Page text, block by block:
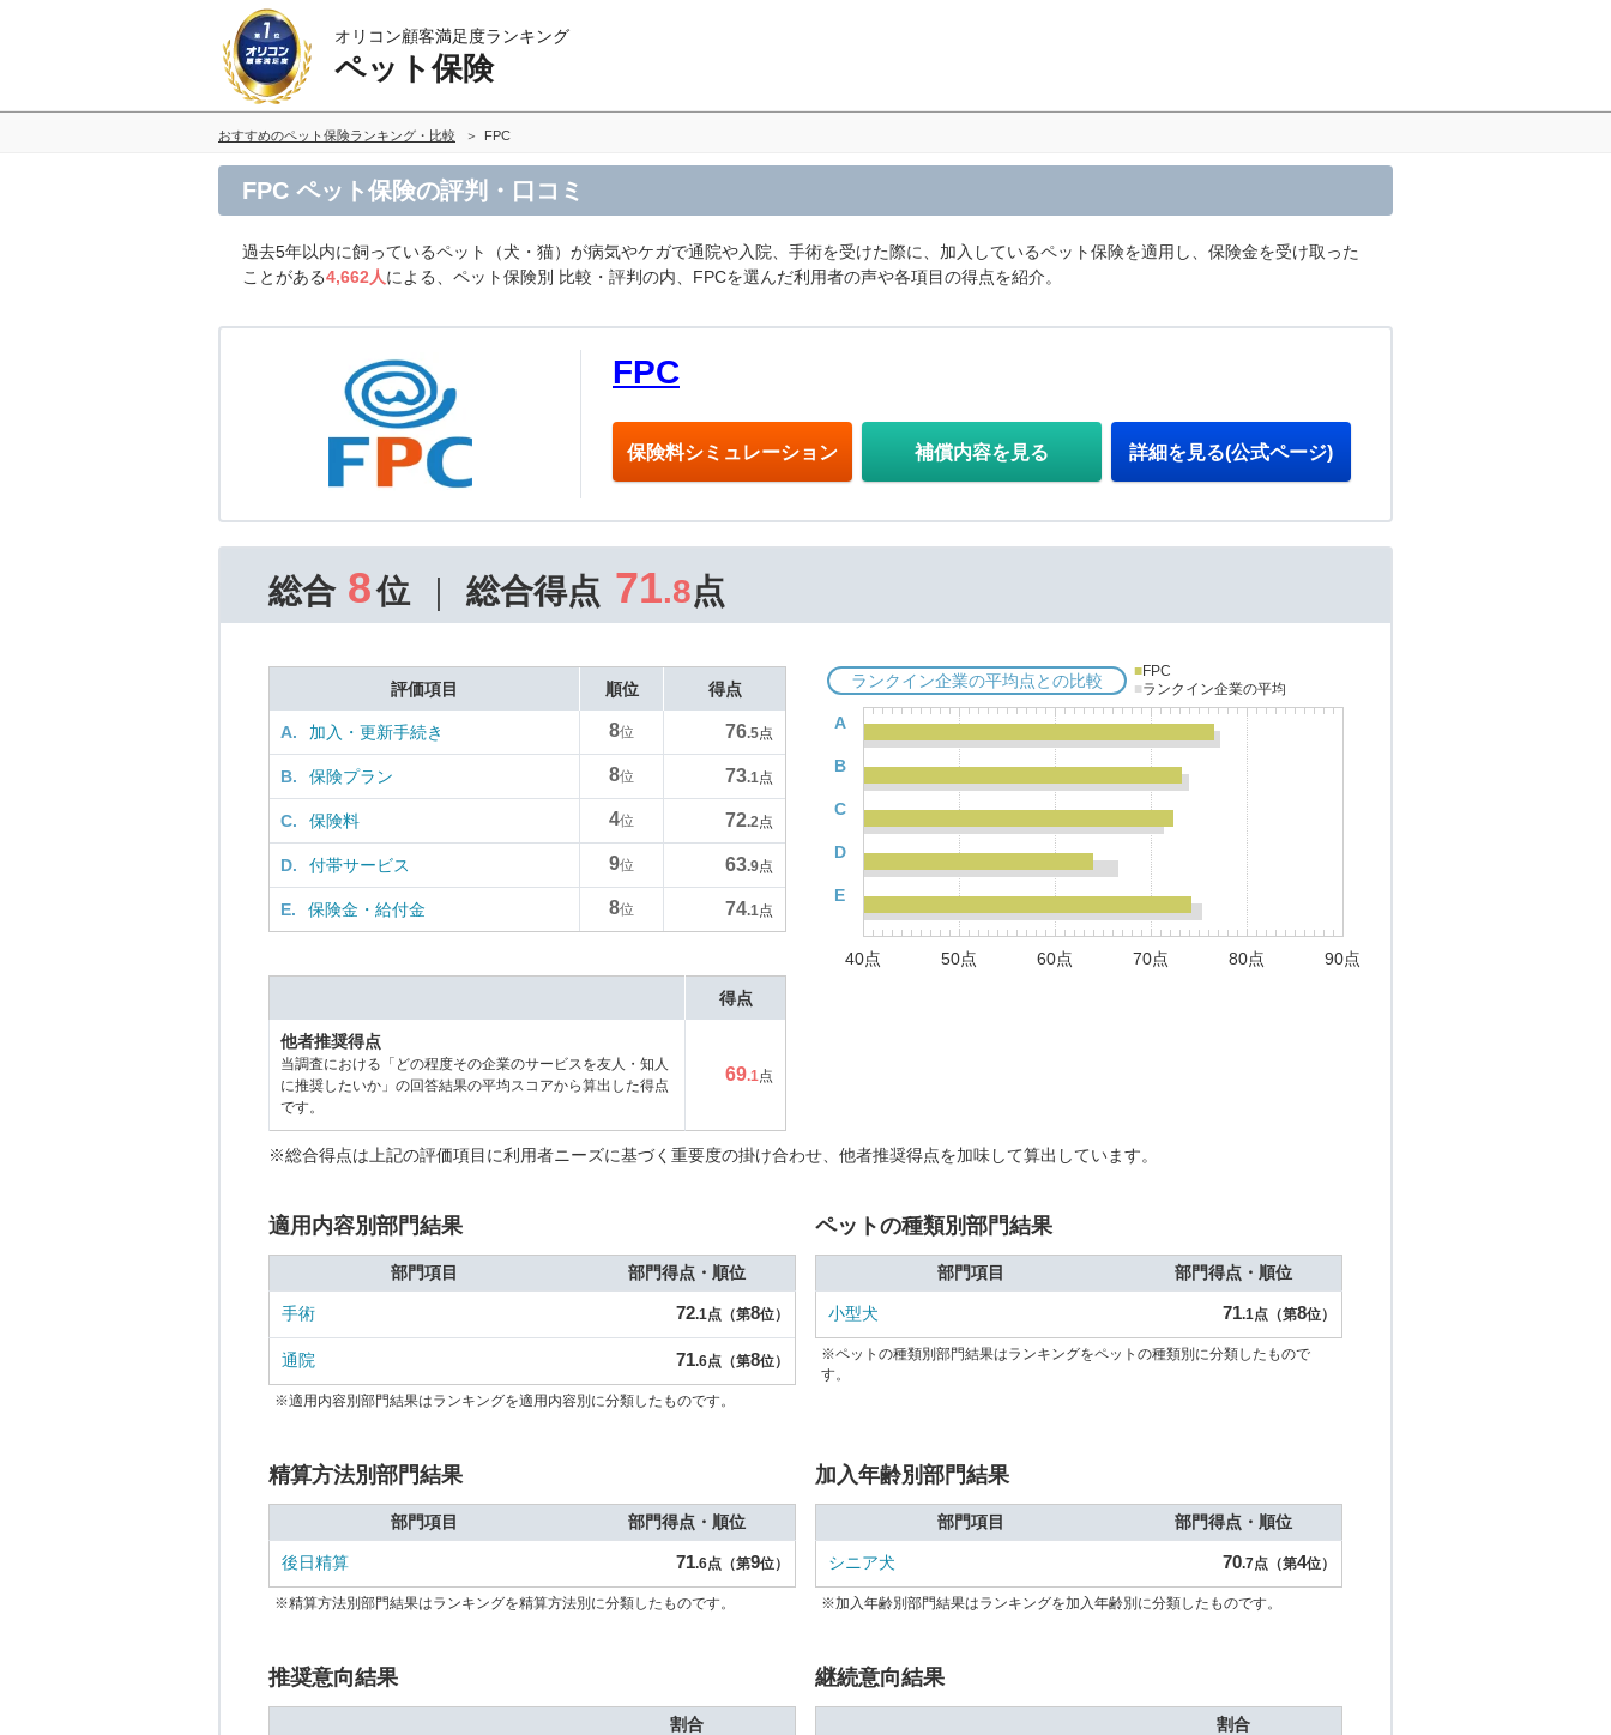
オリコン顧客満足度ランキング
ペット保険
おすすめのペット保険ランキング・比較 FPC
FPC ペット保険の評判・口コミ
過去5年以内に飼っているペット（犬・猫）が病気やケガで通院や入院、手術を受けた際に、加入しているペット保険を適用し、保険金を受け取った
ことがある4,662人による、ペット保険別 比較・評判の内、FPCを選んだ利用者の声や各項目の得点を紹介。
FPC
保険料シミュレーション 補償内容を見る 詳細を見る(公式ページ)
総合 8位 総合得点 71.8点
評価項目 順位 得点
A. 加入・更新手続き 8位 76.5点
B. 保険プラン 8位 73.1点
C. 保険料 4位 72.2点
D. 付帯サービス 9位 63.9点
E. 保険金・給付金 8位 74.1点
ランクイン企業の平均点との比較 ■FPC
■ランクイン企業の平均
A
B
C
D
E
40点 50点 60点 70点 80点 90点
得点
他者推奨得点
当調査における「どの程度その企業のサービスを友人・知人
に推奨したいか」の回答結果の平均スコアから算出した得点
です。
69.1点
※総合得点は上記の評価項目に利用者ニーズに基づく重要度の掛け合わせ、他者推奨得点を加味して算出しています。
適用内容別部門結果
部門項目 部門得点・順位
手術 72.1点（第8位）
通院 71.6点（第8位）
※適用内容別部門結果はランキングを適用内容別に分類したものです。
ペットの種類別部門結果
部門項目 部門得点・順位
小型犬 71.1点（第8位）
※ペットの種類別部門結果はランキングをペットの種類別に分類したもので
す。
精算方法別部門結果
部門項目 部門得点・順位
後日精算 71.6点（第9位）
※精算方法別部門結果はランキングを精算方法別に分類したものです。
加入年齢別部門結果
部門項目 部門得点・順位
シニア犬 70.7点（第4位）
※加入年齢別部門結果はランキングを加入年齢別に分類したものです。
推奨意向結果
割合
継続意向結果
割合